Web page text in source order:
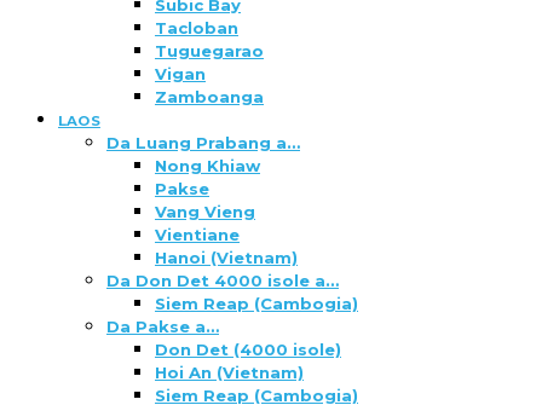
Subic Bay
Tacloban
Tuguegarao
Vigan
Zamboanga
LAOS
Da Luang Prabang a…
Nong Khiaw
Pakse
Vang Vieng
Vientiane
Hanoi (Vietnam)
Da Don Det 4000 isole a…
Siem Reap (Cambogia)
Da Pakse a…
Don Det (4000 isole)
Hoi An (Vietnam)
Siem Reap (Cambogia)